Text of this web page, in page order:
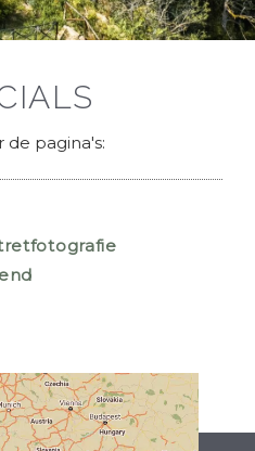
de pagina's: